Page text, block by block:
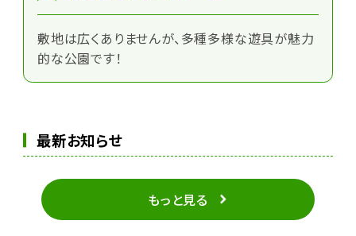
敷地は広くありませんが、多種多様な遊具が魅力
的な公園です！
最新お知らせ
もっと見る